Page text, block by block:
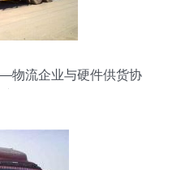
物流企业与硬件供货协